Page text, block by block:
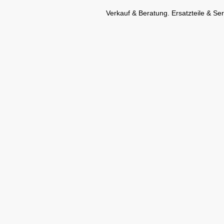
Verkauf & Beratung. Ersatzteile &